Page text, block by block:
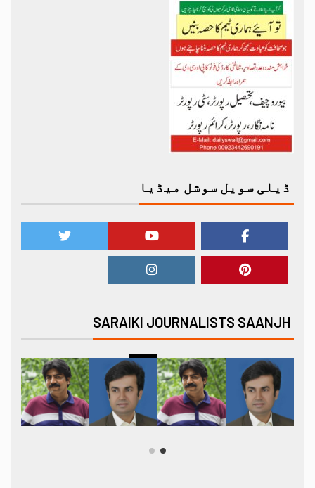
ڈیلی سویل سوشل میڈیا
SARAIKI JOURNALISTS SAANJH